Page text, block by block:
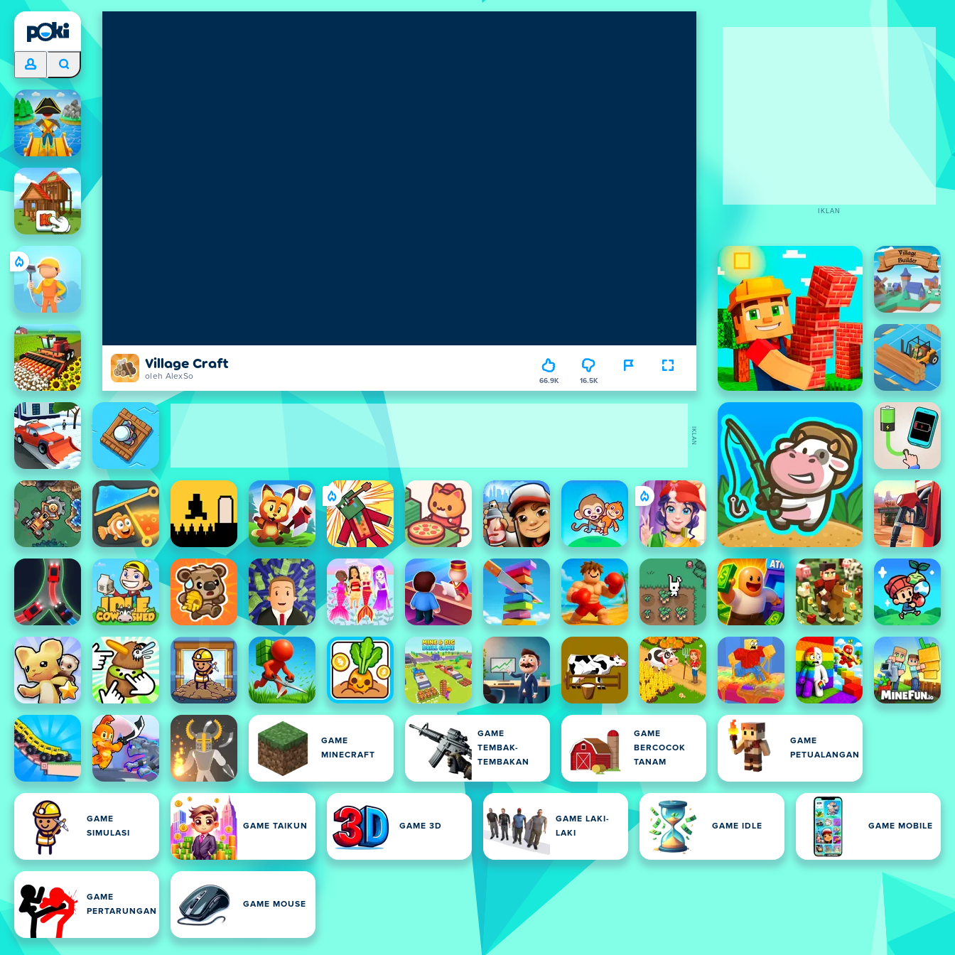
Village Craft
oleh AlexSo 66.9K 16.5K
GAME
MINECRAFT
GAME
TEMBAK-
TEMBAKAN
GAME
BERCOCOK
TANAM
GAME
PETUALANGAN
GAME
SIMULASI
GAME TAIKUN GAME 3D
GAME LAKI-
LAKI
GAME IDLE GAME MOBILE
GAME
PERTARUNGAN
GAME MOUSE
IKLAN
IKLAN